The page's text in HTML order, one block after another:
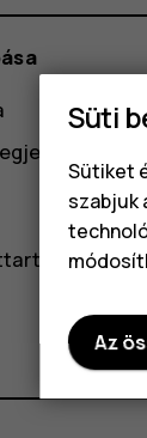
Süti
Sütiket
szabjuk
Az